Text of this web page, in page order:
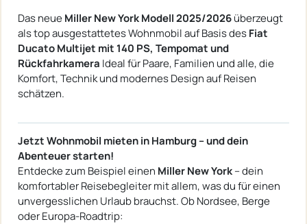
Das neueMiller New York Modell 2025/2026überzeugt
als top ausgestattetes Wohnmobil auf Basis desFiat
Ducato Multijet mit 140 PS, Tempomat und
Rückfahrkamera Ideal für Paare, Familien und alle, die
Komfort, Technik und modernes Design auf Reisen
schätzen.
Jetzt Wohnmobil mieten in Hamburg – und dein
Abenteuer starten!
Entdecke zum Beispiel einen Miller New York– dein
komfortabler Reisebegleiter mit allem, was du für einen
unvergesslichen Urlaub brauchst. Ob Nordsee, Berge
oder Europa-Roadtrip: